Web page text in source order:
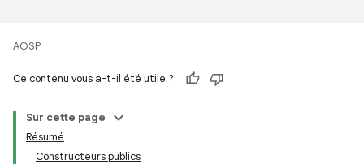
AOSP
Ce contenu vous a-t-il été utile ?
Sur cette page
Résumé
Constructeurs publics